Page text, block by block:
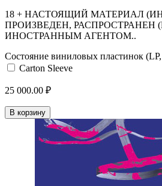
18 + НАСТОЯЩИЙ МАТЕРИАЛ
ПРОИЗВЕДЕН, РАСПРОСТРАНЕН
ИНОСТРАННЫМ АГЕНТОМ..
Состояние виниловых пластинок
Carton Sleeve
25 000.00 ₽
В корзину